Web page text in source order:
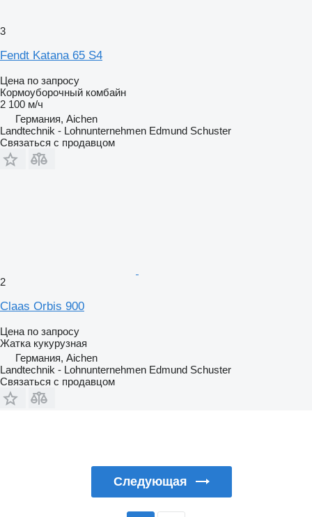
3
Fendt Katana 65 S4
Цена по запросу
Кормоуборочный комбайн
2 100 м/ч
Германия, Aichen
Landtechnik - Lohnunternehmen Edmund Schuster
Связаться с продавцом
2
Claas Orbis 900
Цена по запросу
Жатка кукурузная
Германия, Aichen
Landtechnik - Lohnunternehmen Edmund Schuster
Связаться с продавцом
Следующая